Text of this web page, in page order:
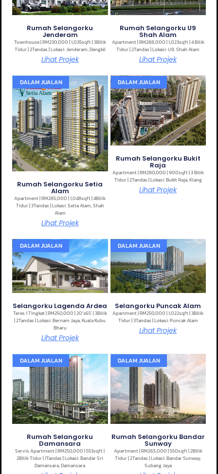
Rumah Selangorku
Jenderam
Townhouse | RM230,000 | 1,035sqft | 3Bilik
Tidur | 2Tandas | Lokasi: Jenderam, Dengkil
Lihat Projek
Rumah Selangorku U9
Shah Alam
Apartment | RM288,000 | 1,023sqft | 4 Bilik
Tidur | 2Tandas | Lokasi: U9, Shah Alam
Lihat Projek
DALAM JUALAN
Rumah Selangorku Setia
Alam
Apartment | RM285,000 | 1,048sqft | 4Bilik
Tidur | 3Tandas | Lokasi: Setia Alam, Shah
Alam
Lihat Projek
DALAM JUALAN
Rumah Selangorku Bukit
Raja
Apartment | RM280,000 | 900sqft | 3 Bilik
Tidur | 2Tandas | Lokasi: Bukit Raja, Klang
Lihat Projek
DALAM JUALAN
Selangorku Lagenda Ardea
Teres 1 Tingkat | RM250,000 | 20’x65′ | 3Bilik
| 2Tandas | Lokasi: Bernam Jaya, Kuala Kubu
Bharu
Lihat Projek
DALAM JUALAN
Selangorku Puncak Alam
Apartment | RM250,000 | 1,022sqft | 3Bilik
Tidur | 3Tandas | Lokasi: Puncak Alam
Lihat Projek
DALAM JUALAN
Rumah Selangorku
Damansara
Servis Apartment | RM250,000 | 553sqft |
2Bilik Tidur | 1Tandas | Lokasi: Bandar Sri
Damansara, Damansara
DALAM JUALAN
Rumah Selangorku Bandar
Sunway
Apartment | RM265,000 | 550sqft | 2Bilik
Tidur | 2Tandas | Lokasi: Bandar Sunway,
Subang Jaya